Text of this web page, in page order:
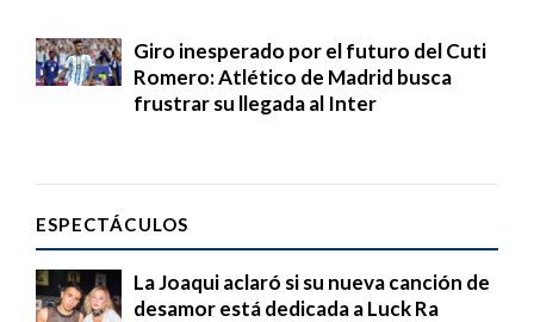
Giro inesperado por el futuro del Cuti
Romero: Atlético de Madrid busca
frustrar su llegada al Inter
ESPECTÁCULOS
La Joaqui aclaró si su nueva canción de
desamor está dedicada a Luck Ra